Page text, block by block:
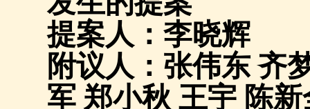
提案人：李晓辉
附议人：张伟东 齐
军 郑小秋 王宇 陈